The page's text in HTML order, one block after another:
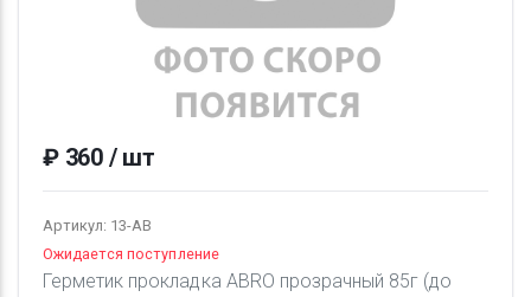
₽ 360 / шт
Артикул: 13-AB
Ожидается поступление
Герметик прокладка ABRO прозрачный 85г (до